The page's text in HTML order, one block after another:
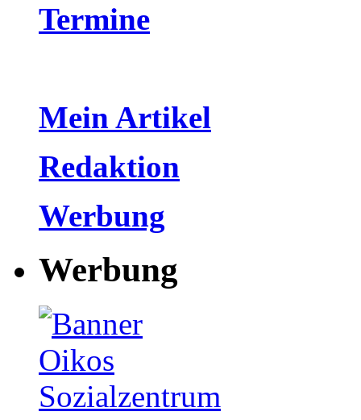
Termine
Mein Artikel
Redaktion
Werbung
Werbung